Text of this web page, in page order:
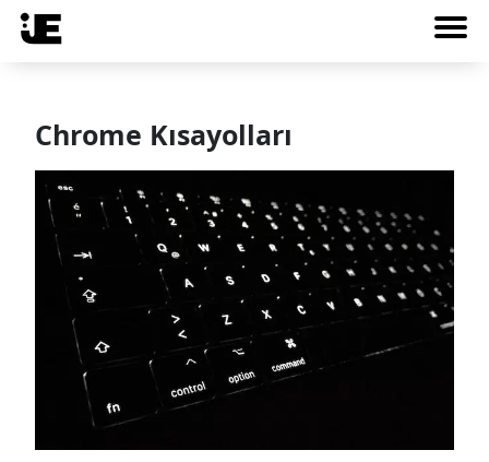
Chrome Kısayolları